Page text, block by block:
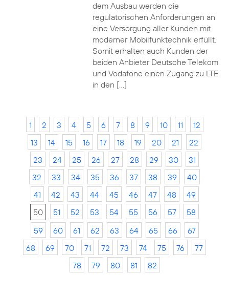
dem Ausbau werden die
regulatorischen Anforderungen an
eine Versorgung aller Kunden mit
moderner Mobilfunktechnik erfüllt.
Somit erhalten auch Kunden der
beiden Anbieter Deutsche Telekom
und Vodafone einen Zugang zu LTE
in den […]
1 2 3 4 5 6 7 8 9 10 11
12
13
14 15 16 17 18 19 20 21
22
23
24 25 26 27 28 29 30
31
32
33 34 35 36 37 38 39
40
41
42 43 44 45 46 47 48
49
50
51 52 53 54 55 56 57
58
59
60 61 62 63 64 65 66
67
68
69 70 71 72 73 74 75 76
77
78
79 80 81 82